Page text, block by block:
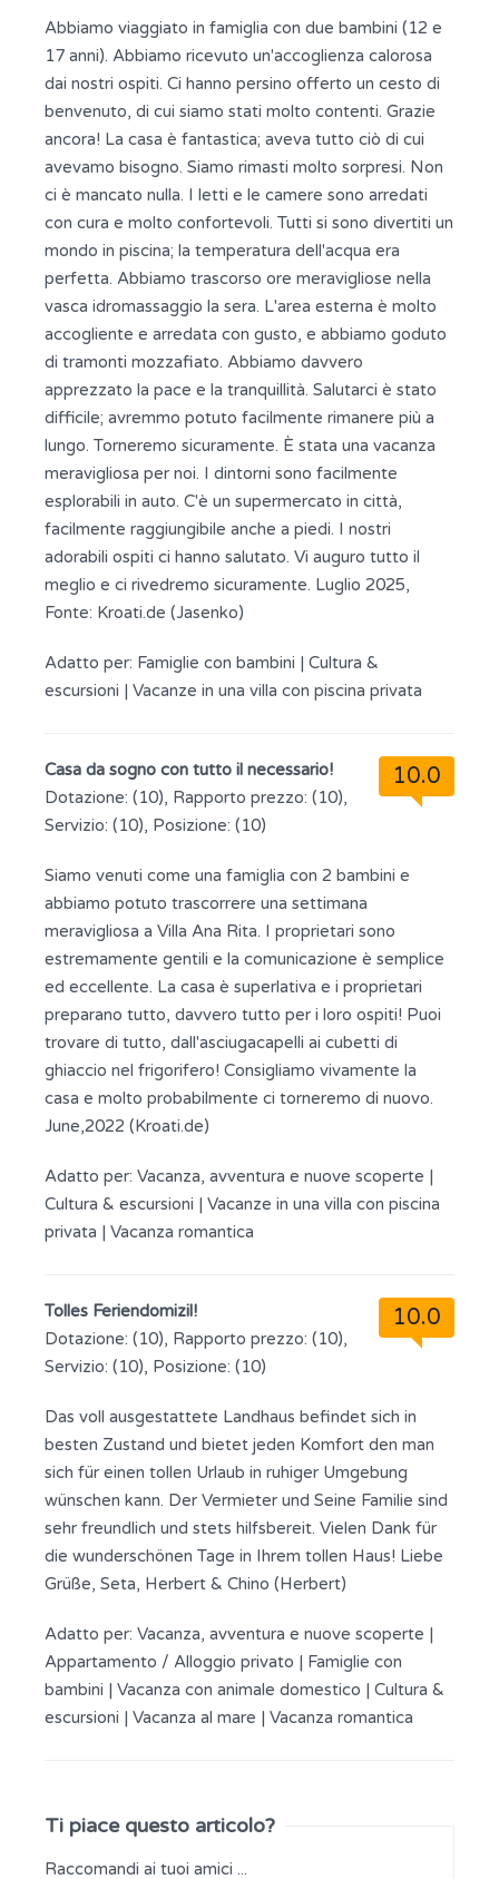
Abbiamo viaggiato in famiglia con due bambini (12 e
17 anni). Abbiamo ricevuto un'accoglienza calorosa
dai nostri ospiti. Ci hanno persino offerto un cesto di
benvenuto, di cui siamo stati molto contenti. Grazie
ancora! La casa è fantastica; aveva tutto ciò di cui
avevamo bisogno. Siamo rimasti molto sorpresi. Non
ci è mancato nulla. I letti e le camere sono arredati
con cura e molto confortevoli. Tutti si sono divertiti un
mondo in piscina; la temperatura dell'acqua era
perfetta. Abbiamo trascorso ore meravigliose nella
vasca idromassaggio la sera. L'area esterna è molto
accogliente e arredata con gusto, e abbiamo goduto
di tramonti mozzafiato. Abbiamo davvero
apprezzato la pace e la tranquillità. Salutarci è stato
difficile; avremmo potuto facilmente rimanere più a
lungo. Torneremo sicuramente. È stata una vacanza
meravigliosa per noi. I dintorni sono facilmente
esplorabili in auto. C'è un supermercato in città,
facilmente raggiungibile anche a piedi. I nostri
adorabili ospiti ci hanno salutato. Vi auguro tutto il
meglio e ci rivedremo sicuramente. Luglio 2025,
Fonte: Kroati.de (Jasenko)
Adatto per: Famiglie con bambini | Cultura &
escursioni | Vacanze in una villa con piscina privata
10.0
Casa da sogno con tutto il necessario!
Dotazione: (10), Rapporto prezzo: (10),
Servizio: (10), Posizione: (10)
Siamo venuti come una famiglia con 2 bambini e
abbiamo potuto trascorrere una settimana
meravigliosa a Villa Ana Rita. I proprietari sono
estremamente gentili e la comunicazione è semplice
ed eccellente. La casa è superlativa e i proprietari
preparano tutto, davvero tutto per i loro ospiti! Puoi
trovare di tutto, dall'asciugacapelli ai cubetti di
ghiaccio nel frigorifero! Consigliamo vivamente la
casa e molto probabilmente ci torneremo di nuovo.
June,2022 (Kroati.de)
Adatto per: Vacanza, avventura e nuove scoperte |
Cultura & escursioni | Vacanze in una villa con piscina
privata | Vacanza romantica
10.0
Tolles Feriendomizil!
Dotazione: (10), Rapporto prezzo: (10),
Servizio: (10), Posizione: (10)
Das voll ausgestattete Landhaus befindet sich in
besten Zustand und bietet jeden Komfort den man
sich für einen tollen Urlaub in ruhiger Umgebung
wünschen kann. Der Vermieter und Seine Familie sind
sehr freundlich und stets hilfsbereit. Vielen Dank für
die wunderschönen Tage in Ihrem tollen Haus! Liebe
Grüße, Seta, Herbert & Chino (Herbert)
Adatto per: Vacanza, avventura e nuove scoperte |
Appartamento / Alloggio privato | Famiglie con
bambini | Vacanza con animale domestico | Cultura &
escursioni | Vacanza al mare | Vacanza romantica
Ti piace questo articolo?
Raccomandi ai tuoi amici ...